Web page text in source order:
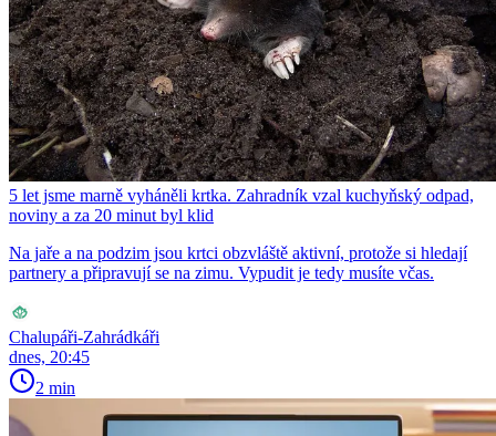
5 let jsme marně vyháněli krtka. Zahradník vzal kuchyňský odpad,
noviny a za 20 minut byl klid
Na jaře a na podzim jsou krtci obzvláště aktivní, protože si hledají
partnery a připravují se na zimu. Vypudit je tedy musíte včas.
Chalupáři-Zahrádkáři
dnes, 20:45
2 min